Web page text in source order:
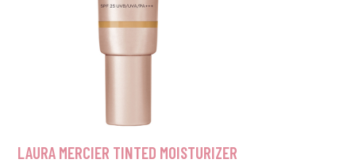
LAURA MERCIER TINTED MOISTURIZER